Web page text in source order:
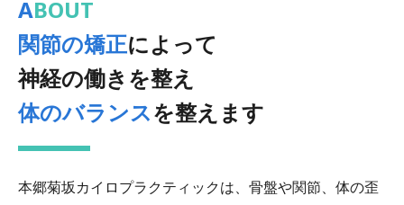
ABOUT
関節の矯正によって
神経の働きを整え
体のバランスを整えます
本郷菊坂カイロプラクティックは、骨盤や関節、体の歪